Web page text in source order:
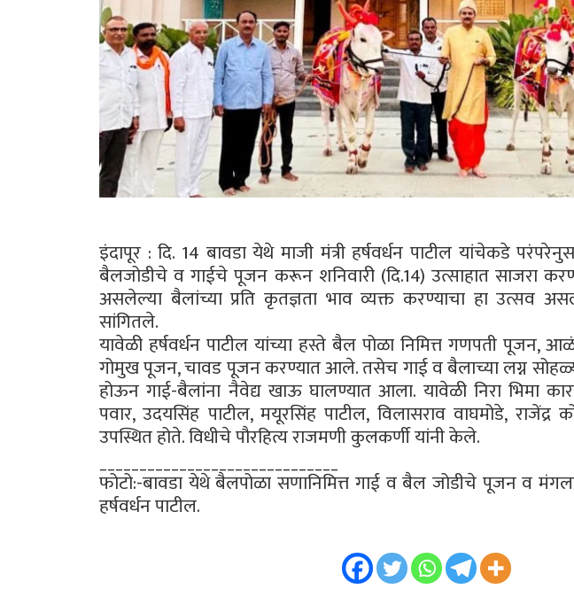
इंदापूर : दि. 14 बावडा येथे माजी मंत्री हर्षवर्धन पाटील यांचेकडे
बैलजोडीचे व गाईचे पूजन करून शनिवारी (दि.14) उत्साहात साजरा
असलेल्या बैलांच्या प्रति कृतज्ञता भाव व्यक्त करण्याचा हा उत्सव
सांगितले.
यावेळी हर्षवर्धन पाटील यांच्या हस्ते बैल पोळा निमित्त गणपती
गोमुख पूजन, चावड पूजन करण्यात आले. तसेच गाई व बैलाच्या लग्न
होऊन गाई-बैलांना नैवेद्य खाऊ घालण्यात आला. यावेळी निरा भिमा
पवार, उदयसिंह पाटील, मयूरसिंह पाटील, विलासराव वाघमोडे,
उपस्थित होते. विधीचे पौरहित्य राजमणी कुलकर्णी यांनी केले.
फोटो:-बावडा येथे बैलपोळा सणानिमित्त गाई व बैल जोडीचे पूजन व
हर्षवर्धन पाटील.